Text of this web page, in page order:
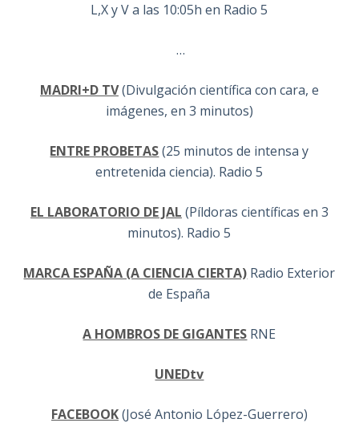
L,X y V a las 10:05h en Radio 5
…
MADRI+D TV(Divulgación científica con cara, e
imágenes, en 3 minutos)
ENTRE PROBETAS(25 minutos de intensa y
entretenida ciencia). Radio 5
EL LABORATORIO DE JAL (Píldoras científicas en 3
minutos). Radio 5
MARCA ESPAÑA (A CIENCIA CIERTA) Radio Exterior
de España
A HOMBROS DE GIGANTES RNE
UNEDtv
FACEBOOK(José Antonio López-Guerrero)